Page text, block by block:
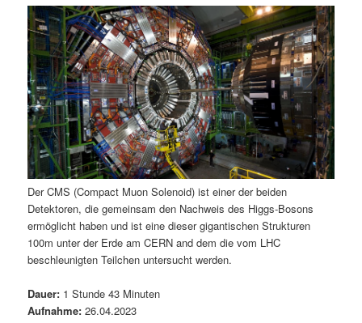
ä
r
e
n
I
n
h
l
n
d
ä
r
e
n
I
h
n
a
v
i
g
a
t
i
o
n
Der CMS (Compact Muon Solenoid) ist einer der beiden
Detektoren, die gemeinsam den Nachweis des Higgs-Bosons
ermöglicht haben und ist eine dieser gigantischen Strukturen
100m unter der Erde am CERN and dem die vom LHC
beschleunigten Teilchen untersucht werden.
Dauer: 1 Stunde 43 Minuten
Aufnahme: 26.04.2023